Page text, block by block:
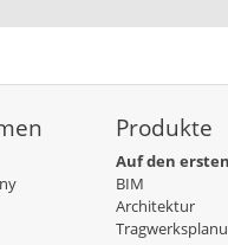
Produkte
Auf den
BIM
Architektur